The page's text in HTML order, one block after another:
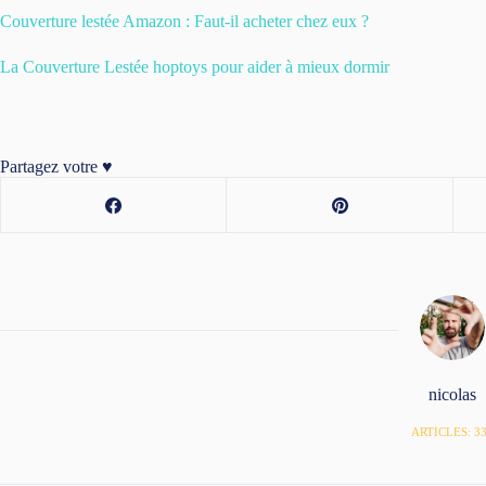
Couverture lestée Amazon : Faut-il acheter chez eux ?
La Couverture Lestée hoptoys pour aider à mieux dormir
Partagez votre ♥️
nicolas
ARTICLES: